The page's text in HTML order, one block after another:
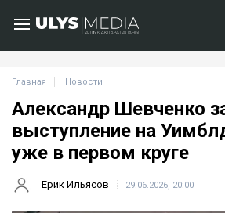
Главная Новости
Александр Шевченко
выступление на
уже в первом круге
Ерик Ильясов 29.06.2026, 20:00